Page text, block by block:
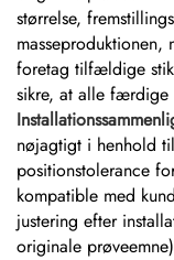
størrelse,
masseproduktionen,
foretag tilfældige
sikre, at alle færdige
nøjagtigt i henhold
positionstolerance
kompatible med
justering efter
originale